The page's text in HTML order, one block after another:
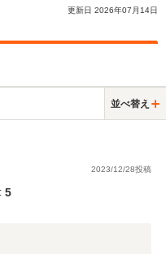
更新日 2026年07 月 14日
並べ替え
2023/12/28投稿
5